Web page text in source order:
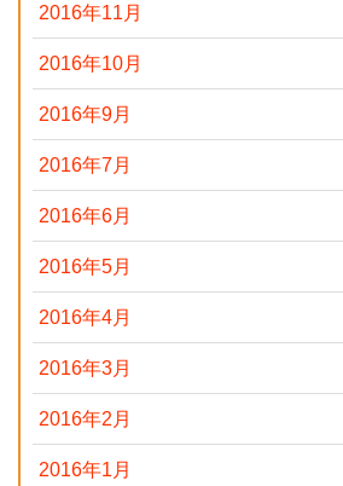
2016年11月
2016年10月
2016年9月
2016年7月
2016年6月
2016年5月
2016年4月
2016年3月
2016年2月
2016年1月